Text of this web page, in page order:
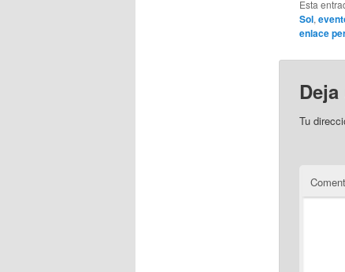
Esta
Sol,
enlace
Tu